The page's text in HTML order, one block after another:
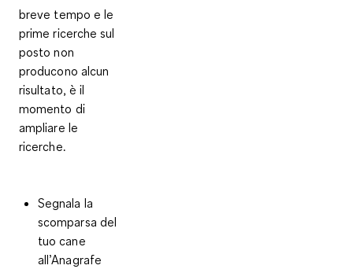
breve tempo e le
prime ricerche sul
posto non
producono alcun
risultato, è il
momento di
ampliare le
ricerche.
Segnala la
scomparsa del
tuo cane
all’Anagrafe